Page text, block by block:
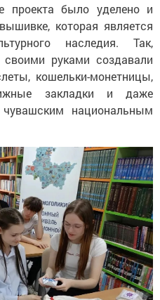
проекта было уделено и
которая является
наследия. Так,
своими руками создавали
кошельки-монетницы,
закладки и даже
национальным